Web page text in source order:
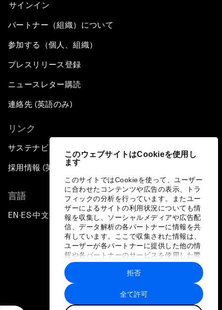
このウェブサイトはCookieを使用し
ます
このサイトではCookieを使って、ユーザー
に合わせたコンテンツや広告の表示、トラ
フィックの分析を行っています。またユー
ザーによるサイトの利用状況についても情
報を収集し、ソーシャルメディアや広告配
信、データ解析の各パートナーに情報を共
有しています。ここで収集された情報は、
ユーザーが各パートナーに提供した他の情
報や各パートナーのサービスを使用した際
に収集された情報と組み合わされ、各パー
トナーによって使用されることがありま
す。
全て許可
拒否
サインイン
パートナー（組織）について
参加する（個人、組織）
プレスリリース登録
ニュースレター購読
連絡先 (英語のみ)
リンク
サステナビリティへの取り組み
採用情報 (英語のみ)
言語
EN ▪ES▪中文▪ 日本語
プライバシーポリシーと利用規約
サイトマップ